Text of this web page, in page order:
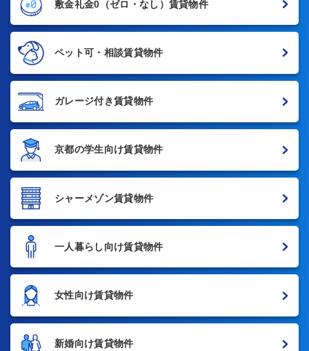
敷金礼金0 （ゼロ・なし）賃貸物件
ペット可・相談賃貸物件
ガレージ付き賃貸物件
京都の学生向け賃貸物件
シャーメゾン賃貸物件
一人暮らし向け賃貸物件
女性向け賃貸物件
新婚向け賃貸物件